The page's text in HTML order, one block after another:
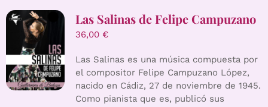
Las Salinas de Felipe Campuzano
36,00 €
Las Salinas es una música compuesta por
el compositor Felipe Campuzano López,
nacido en Cádiz, 27 de noviembre de 1945.
Como pianista que es, publicó sus